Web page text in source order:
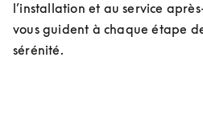
l’installation et au service
vous guident à chaque étape
sérénité.